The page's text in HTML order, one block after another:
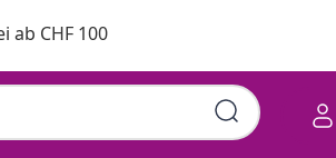
ab CHF 100